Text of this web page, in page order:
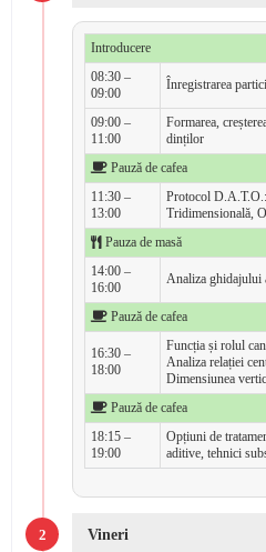
Introducere
08:30 –
09:00
Înregistrarea
09:00 –
11:00
Formarea,
dinților
Pauză de cafea
11:30 –
13:00
Protocol
Tridimensională,
Pauza de masă
14:00 –
16:00
Analiza ghidajului
Pauză de cafea
16:30 –
18:00
Funcția și rolul
Analiza relației
Dimensiunea
Pauză de cafea
18:15 –
19:00
Opțiuni de
aditive, tehnici
2 Vineri